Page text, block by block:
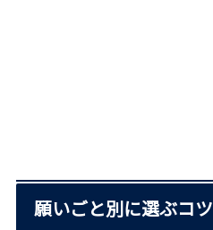
願いごと別に選ぶコツ